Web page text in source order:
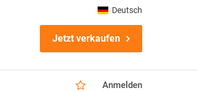
Jetzt verkaufen
Anmelden
Deutsch